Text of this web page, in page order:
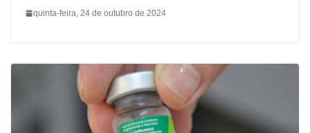
quinta-feira, 24 de outubro de 2024